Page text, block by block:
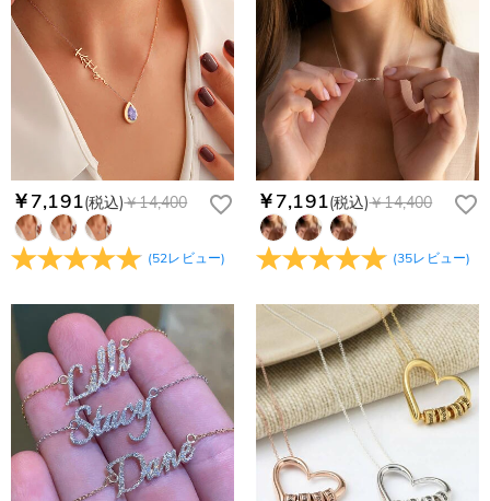
更してください。原因②通信状態などによりメールの到着が遅
れている。解決策：数時間たっても届かない場合は、今後お送
りするメールも遅れる可能性がありますので、別のメールアド
レスからお名前とご住所を記載したメールを
service@drawelry.jp へ送信してください。原因③メールアド
レスの入力に誤りがある。解決策：お名前とご住所を記載した
メールを service@drawelry.jp へ送信してください。
コンビニ前払いのお支払い期限はご注文から 6 日間となりま
す。
支払い情報は保護されますか？
お支払い情報は高度なセキュリティで保護されております。お
客様のお支払い情報は当社のサーバーに一切保存されません。
Paypal又はクレジットカート発行会社によって処理されます。
個人情報は保護されますか？
当社では、個人情報保護を目的としたコンプライアンスに則
り、プライバシーポリシーを定めています。お客様に安心かつ
安全にご利用いただけるよう最善の注意を払い、個人情報を厳
確認ください
￥7,191(税込)￥14,400
(52レビュー)
￥7,191(税込)￥14,400
(35レビュー)